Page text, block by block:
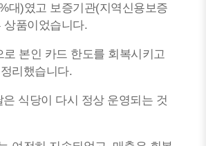
대)였고 보증기관(지역신용보증
상품이었습니다.
로 본인 카드 한도를 회복시키고
리했습니다.
은 식당이 다시 정상 운영되는 것